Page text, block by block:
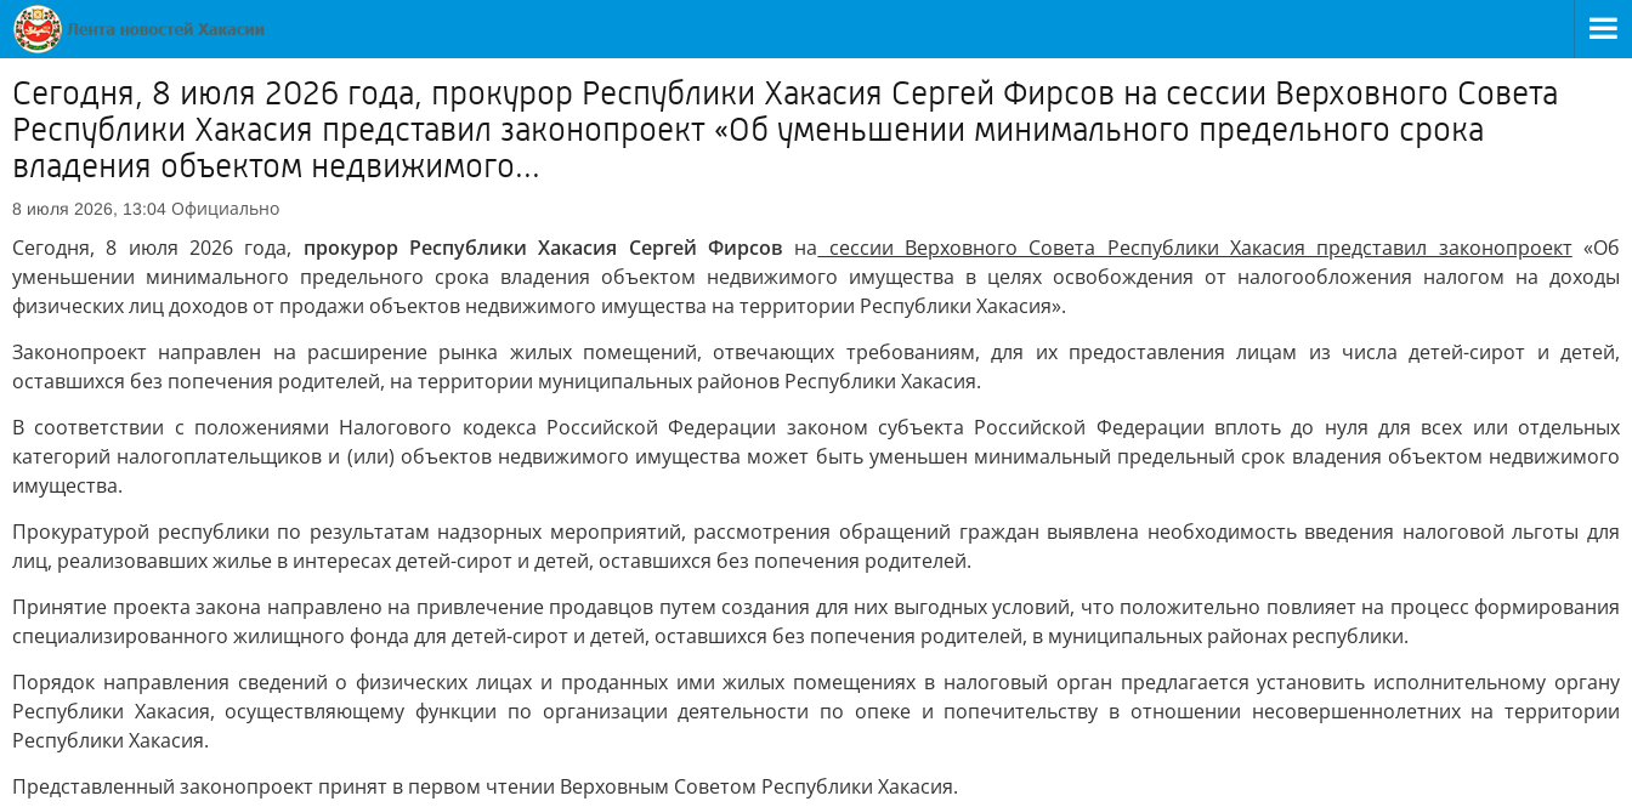
Сегодня, 8 июля 2026 года, прокурор Республики Хакасия Сергей Фирсов на сессии Верховного Совета
Республики Хакасия представил законопроект «Об уменьшении минимального предельного срока
владения объектом недвижимого...
8 июля 2026, 13:04 Официально
Сегодня, 8 июля 2026 года, прокурор Республики Хакасия Сергей Фирсов на сессии Верховного Совета Республики Хакасия представил законопроект«Об
уменьшении минимального предельного срока владения объектом недвижимого имущества в целях освобождения от налогообложения налогом на доходы
физических лиц доходов от продажи объектов недвижимого имущества на территории Республики Хакасия».
Законопроект направлен на расширение рынка жилых помещений, отвечающих требованиям, для их предоставления лицам из числа детей-сирот и детей,
оставшихся без попечения родителей, на территории муниципальных районов Республики Хакасия.
В соответствии с положениями Налогового кодекса Российской Федерации законом субъекта Российской Федерации вплоть до нуля для всех или отдельных
категорий налогоплательщиков и (или) объектов недвижимого имущества может быть уменьшен минимальный предельный срок владения объектом недвижимого
имущества.
Прокуратурой республики по результатам надзорных мероприятий, рассмотрения обращений граждан выявлена необходимость введения налоговой льготы для
лиц, реализовавших жилье в интересах детей-сирот и детей, оставшихся без попечения родителей.
Принятие проекта закона направлено на привлечение продавцов путем создания для них выгодных условий, что положительно повлияет на процесс формирования
специализированного жилищного фонда для детей-сирот и детей, оставшихся без попечения родителей, в муниципальных районах республики.
Порядок направления сведений о физических лицах и проданных ими жилых помещениях в налоговый орган предлагается установить исполнительному органу
Республики Хакасия, осуществляющему функции по организации деятельности по опеке и попечительству в отношении несовершеннолетних на территории
Республики Хакасия.
Представленный законопроект принят в первом чтении Верховным Советом Республики Хакасия.